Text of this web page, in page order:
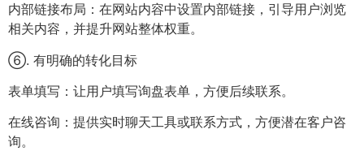
内部链接布局：在网站内容中设置内部链接，引导用户浏览
相关内容，并提升网站整体权重。
⑥. 有明确的转化目标
表单填写：让用户填写询盘表单，方便后续联系。
在线咨询：提供实时聊天工具或联系方式，方便潜在客户咨
询。